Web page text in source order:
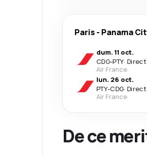
Paris- Panama
dum. 11 oct.
CDG-PTY· Direct
Air France
lun. 26 oct.
PTY-CDG· Direct
Air France
De ce